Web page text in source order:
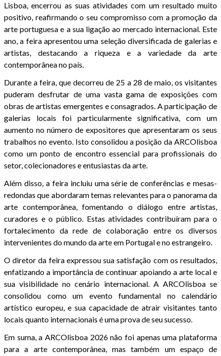
Lisboa, encerrou as suas atividades com um resultado muito
positivo, reafirmando o seu compromisso com a promoção da
arte portuguesa e a sua ligação ao mercado internacional. Este
ano, a feira apresentou uma seleção diversificada de galerias e
artistas, destacando a riqueza e a variedade da arte
contemporânea no país.
Durante a feira, que decorreu de 25 a 28 de maio, os visitantes
puderam desfrutar de uma vasta gama de exposições com
obras de artistas emergentes e consagrados. A participação de
galerias locais foi particularmente significativa, com um
aumento no número de expositores que apresentaram os seus
trabalhos no evento. Isto consolidou a posição da ARCOlisboa
como um ponto de encontro essencial para profissionais do
setor, colecionadores e entusiastas da arte.
Além disso, a feira incluiu uma série de conferências e mesas-
redondas que abordaram temas relevantes para o panorama da
arte contemporânea, fomentando o diálogo entre artistas,
curadores e o público. Estas atividades contribuíram para o
fortalecimento da rede de colaboração entre os diversos
intervenientes do mundo da arte em Portugal e no estrangeiro.
O diretor da feira expressou sua satisfação com os resultados,
enfatizando a importância de continuar apoiando a arte local e
sua visibilidade no cenário internacional. A ARCOlisboa se
consolidou como um evento fundamental no calendário
artístico europeu, e sua capacidade de atrair visitantes tanto
locais quanto internacionais é uma prova de seu sucesso.
Em suma, a ARCOlisboa 2026 não foi apenas uma plataforma
para a arte contemporânea, mas também um espaço de